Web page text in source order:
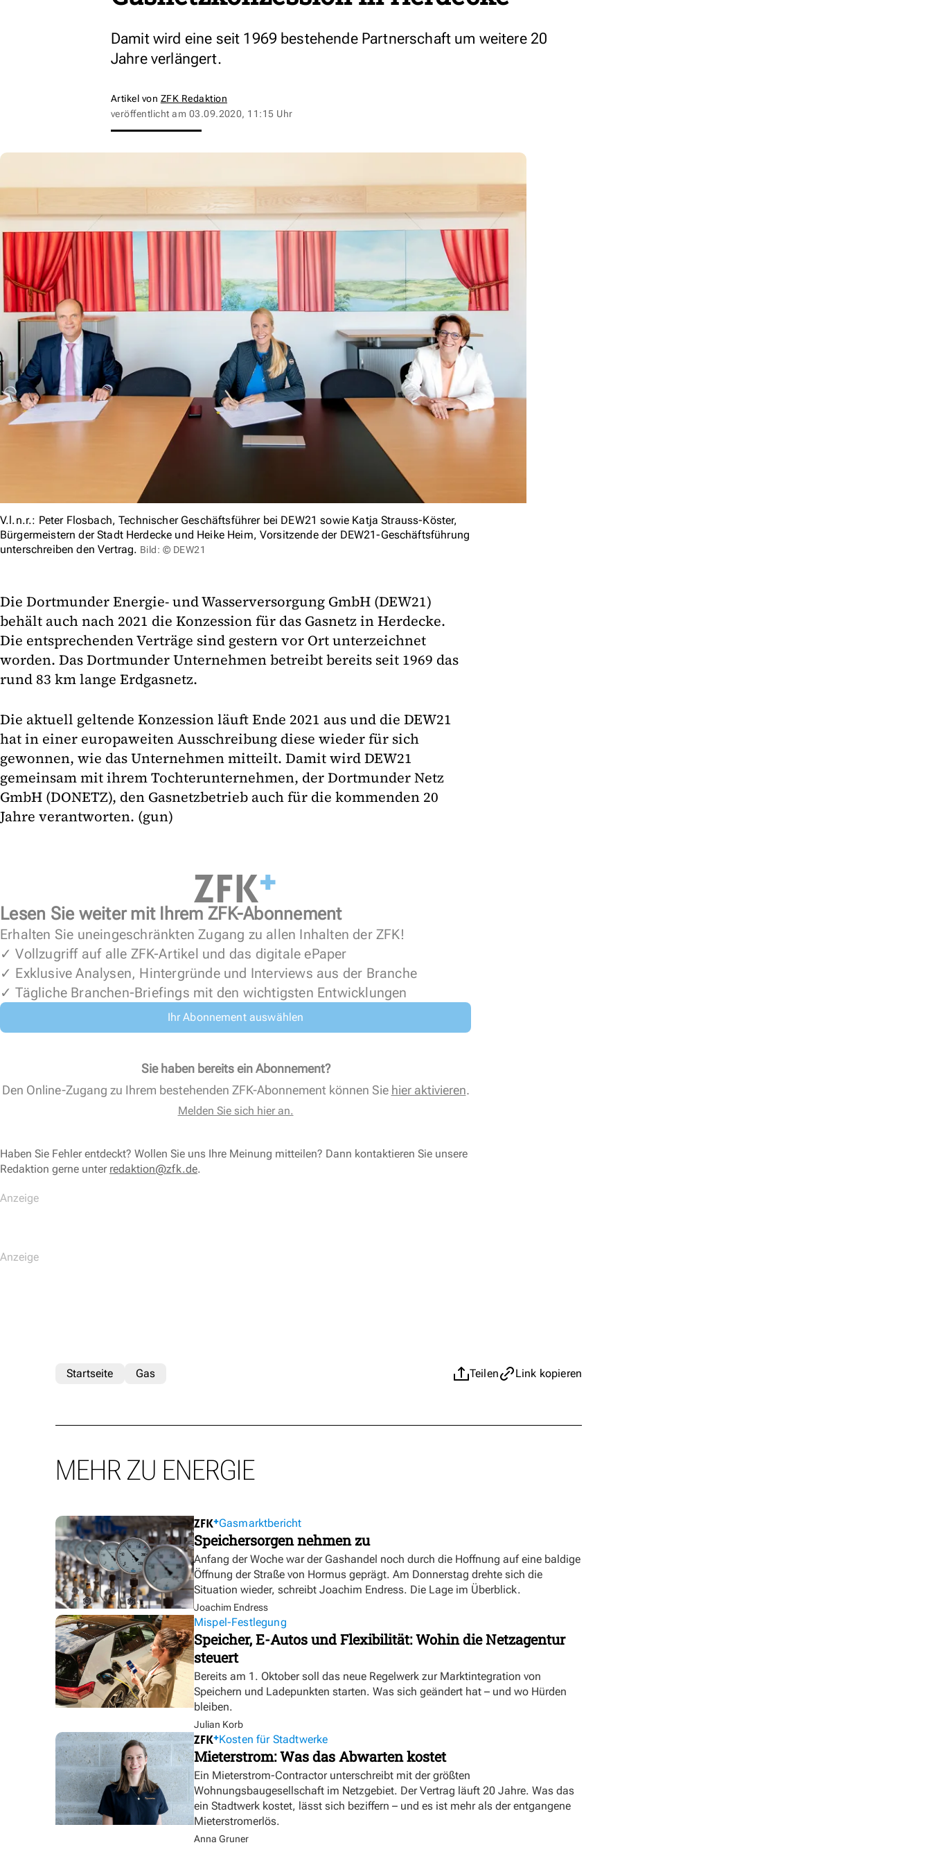
Damit wird eine seit 1969 bestehende Partnerschaft um weitere 20
Jahre verlängert.
Artikel von ZFK Redaktion
veröffentlicht am 03.09.2020, 11:15 Uhr
V.l.n.r.: Peter Flosbach, Technischer Geschäftsführer bei DEW21 sowie Katja Strauss-Köster,
Bürgermeistern der Stadt Herdecke und Heike Heim, Vorsitzende der DEW21-Geschäftsführung
unterschreiben den Vertrag. Bild: © DEW21
Die Dortmunder Energie- und Wasserversorgung GmbH (DEW21)
behält auch nach 2021 die Konzession für das Gasnetz in Herdecke.
Die entsprechenden Verträge sind gestern vor Ort unterzeichnet
worden. Das Dortmunder Unternehmen betreibt bereits seit 1969 das
rund 83 km lange Erdgasnetz.
Die aktuell geltende Konzession läuft Ende 2021 aus und die DEW21
hat in einer europaweiten Ausschreibung diese wieder für sich
gewonnen, wie das Unternehmen mitteilt. Damit wird DEW21
gemeinsam mit ihrem Tochterunternehmen, der Dortmunder Netz
GmbH (DONETZ), den Gasnetzbetrieb auch für die kommenden 20
Jahre verantworten. (gun)
Lesen Sie weiter mit Ihrem ZFK-Abonnement
Erhalten Sie uneingeschränkten Zugang zu allen Inhalten der ZFK!
✓ Vollzugriff auf alle ZFK-Artikel und das digitale ePaper
✓ Exklusive Analysen, Hintergründe und Interviews aus der Branche
✓ Tägliche Branchen-Briefings mit den wichtigsten Entwicklungen
Ihr Abonnement auswählen
Sie haben bereits ein Abonnement?
Den Online-Zugang zu Ihrem bestehenden ZFK-Abonnement können Sie hier aktivieren.
Melden Sie sich hier an.
Haben Sie Fehler entdeckt? Wollen Sie uns Ihre Meinung mitteilen? Dann kontaktieren Sie unsere
Redaktion gerne unter redaktion@zfk.de.
Teilen Link kopieren
Startseite Gas
MEHR ZU ENERGIE
Gasmarktbericht
Speichersorgen nehmen zu
Anfang der Woche war der Gashandel noch durch die Hoffnung auf eine baldige
Öffnung der Straße von Hormus geprägt. Am Donnerstag drehte sich die
Situation wieder, schreibt Joachim Endress. Die Lage im Überblick.
Joachim Endress
Mispel-Festlegung
Speicher, E-Autos und Flexibilität: Wohin die Netzagentur
steuert
Bereits am 1. Oktober soll das neue Regelwerk zur Marktintegration von
Speichern und Ladepunkten starten. Was sich geändert hat – und wo Hürden
bleiben.
Julian Korb
Kosten für Stadtwerke
Mieterstrom: Was das Abwarten kostet
Ein Mieterstrom-Contractor unterschreibt mit der größten
Wohnungsbaugesellschaft im Netzgebiet. Der Vertrag läuft 20 Jahre. Was das
ein Stadtwerk kostet, lässt sich beziffern – und es ist mehr als der entgangene
Mieterstromerlös.
Anna Gruner